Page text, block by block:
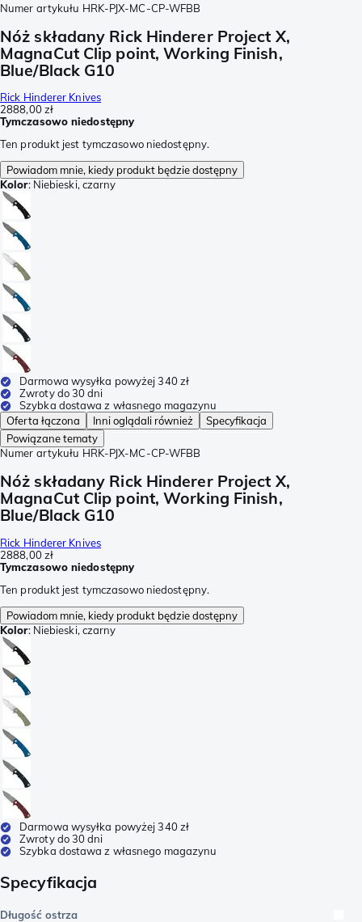
Numer artykułu HRK-PJX-MC-CP-WFBB
Nóż składany Rick Hinderer Project X,
MagnaCut Clip point, Working Finish,
Blue/Black G10
Rick Hinderer Knives
2888,00 zł
Tymczasowo niedostępny
Ten produkt jest tymczasowo niedostępny.
Powiadom mnie, kiedy produkt będzie dostępny
Kolor: Niebieski, czarny
Darmowa wysyłka powyżej 340 zł
Zwroty do 30 dni
Szybka dostawa z własnego magazynu
Oferta łączona
Inni oglądali również
Specyfikacja
Powiązane tematy
Numer artykułu HRK-PJX-MC-CP-WFBB
Nóż składany Rick Hinderer Project X,
MagnaCut Clip point, Working Finish,
Blue/Black G10
Rick Hinderer Knives
2888,00 zł
Tymczasowo niedostępny
Ten produkt jest tymczasowo niedostępny.
Powiadom mnie, kiedy produkt będzie dostępny
Kolor: Niebieski, czarny
Darmowa wysyłka powyżej 340 zł
Zwroty do 30 dni
Szybka dostawa z własnego magazynu
Specyfikacja
Długość ostrza